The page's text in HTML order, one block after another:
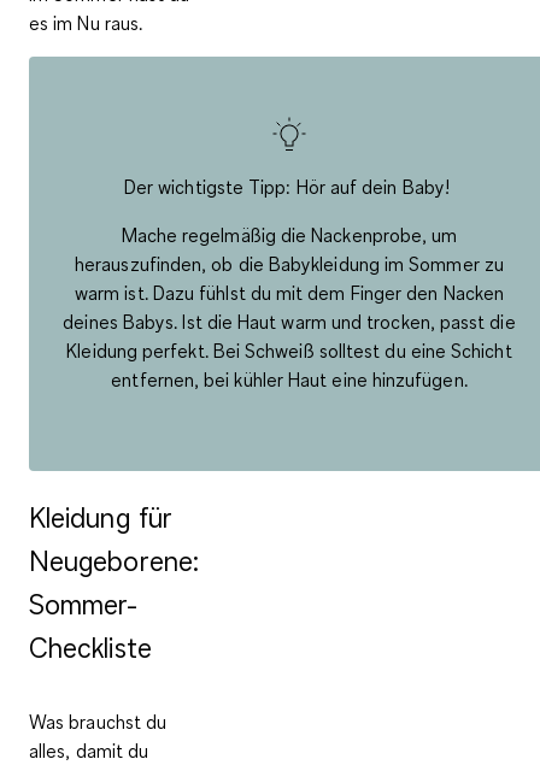
es im Nu raus.
Der wichtigste Tipp: Hör auf dein Baby!
Mache regelmäßig dieNackenprobe, um
herauszufinden, ob die Babykleidung im Sommer zu
warm ist. Dazu fühlst du mit dem Finger den Nacken
deines Babys. Ist die Haut warm und trocken, passt die
Kleidung perfekt. Bei Schweiß solltest du eine Schicht
entfernen, bei kühler Haut eine hinzufügen.
Kleidung für
Neugeborene:
Sommer-
Checkliste
Was brauchst du
alles, damit du